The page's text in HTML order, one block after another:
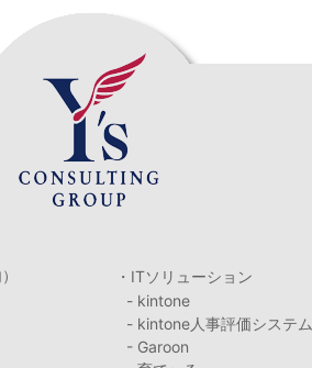
・ITソリューション
- kintone
- kintone人事評価システム
- Garoon